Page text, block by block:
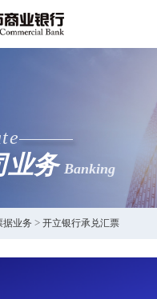
业务 Banking
据业务 > 开立银行承兑汇票